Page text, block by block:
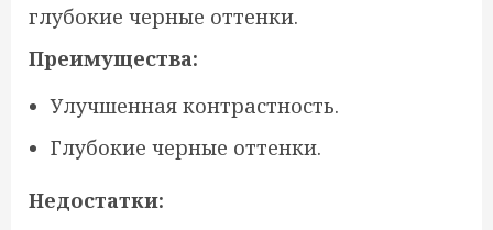
глубокие черные оттенки.
Преимущества:
Улучшенная контрастность.
Глубокие черные оттенки.
Недостатки: